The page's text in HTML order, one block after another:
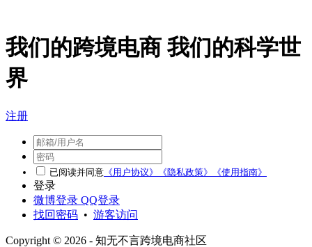
我们的跨境电商 我们的科学世
界
注册
已阅读并同意 《用户协议》 《隐私政策》 《使用指南》
登录
微博登录 QQ登录
找回密码 • 游客访问
Copyright © 2026 - 知无不言跨境电商社区